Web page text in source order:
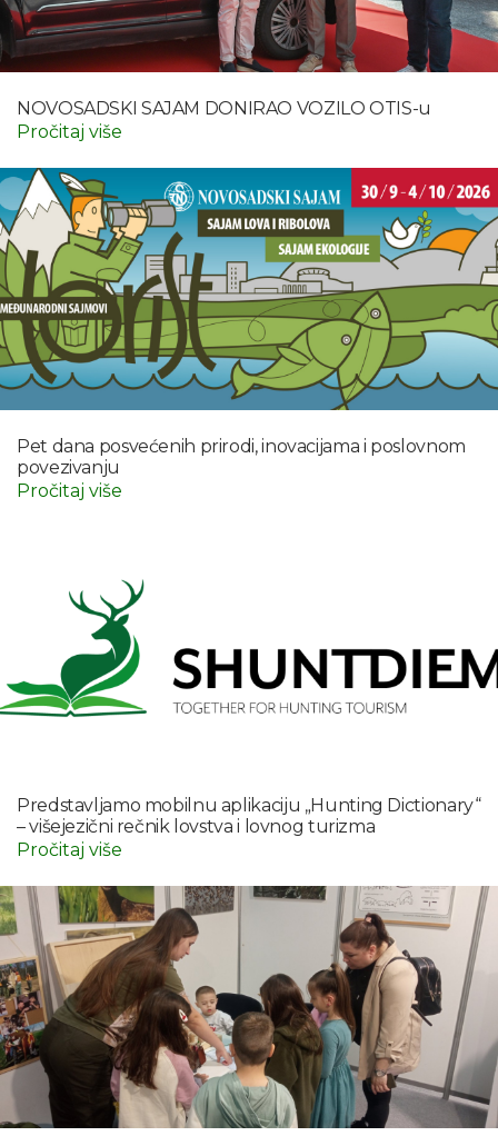
NOVOSADSKI SAJAM DONIRAO VOZILO OTIS-u
Pročitaj više
Pet dana posvećenih prirodi, inovacijama i poslovnom
povezivanju
Pročitaj više
Predstavljamo mobilnu aplikaciju „Hunting Dictionary“
– višejezični rečnik lovstva i lovnog turizma
Pročitaj više